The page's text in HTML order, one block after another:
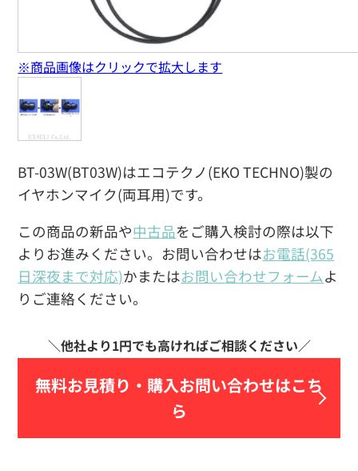
BT-03W(BT03W)はエコテクノ(EKO TECHNO)製の
イヤホンマイク(両耳用)です。
この商品の新品や中古品をご購入検討の際は以下
よりお進みください。お問い合わせはお電話(365
日深夜まで対応)かまたはお問い合わせフォームよ
りご連絡ください。
無料お見積り・ 購入お問い合わせはこち
ら
※商品画像はクリックで拡大します